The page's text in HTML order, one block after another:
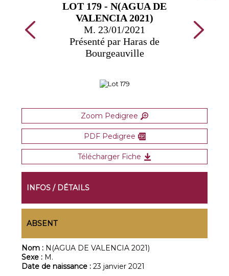
LOT 179 - N(AGUA DE
VALENCIA 2021)
M. 23/01/2021
Présenté par Haras de
Bourgeauville
Zoom Pedigree
PDF Pedigree
Télécharger Fiche
INFOS / DÉTAILS
ABSENT
Nom : N(AGUA DE VALENCIA 2021)
Sexe : M.
Date de naissance :23 janvier 2021